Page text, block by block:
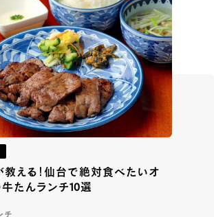
教える！仙台で絶対食べたいオ
たんランチ10選